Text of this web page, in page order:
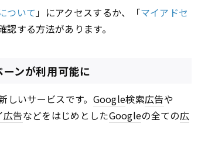
ついて 」にアクセスするか、「マイアドセ
する方法があります。
ンが利用可能に
しいサービスです。 Google検索広告や
広告などをはじめとしたGoogleの全ての広